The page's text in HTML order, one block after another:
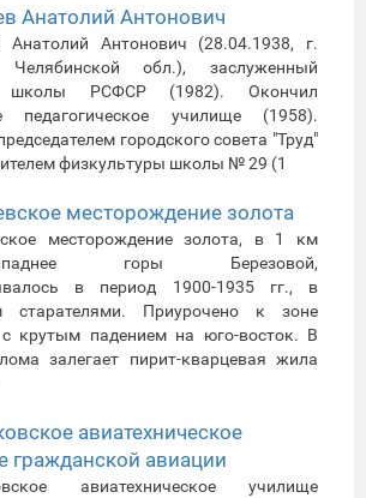
Анатолий Антонович
Анатолий Антонович (28.04.1938, г.
Челябинской обл.), заслуженный
школы РСФСР (1982). Окончил
педагогическое училище (1958).
городского совета "Труд"
физкультуры школы № 29 (1
месторождение золота
месторождение золота, в 1 км
западнее горы Березовой,
в период 1900-1935 гг., в
старателями. Приурочено к зоне
крутым падением на юго-восток. В
залегает пирит-кварцевая жила
авиатехническое
гражданской авиации
авиатехническое училище